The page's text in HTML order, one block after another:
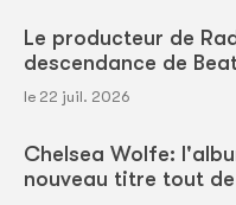
Le producteur de
descendance de
le 22 juil. 2026
Chelsea Wolfe:
nouveau titre tout